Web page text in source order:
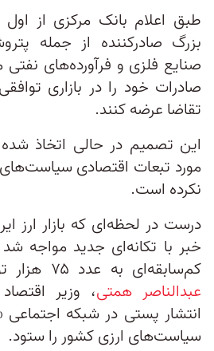
طبق اعلام بانک مرکزی از
بزرگ صادرکننده از جمله
صنایع فلزی و فرآورده‌های نفتی
صادرات خود را در بازاری
تقاضا عرضه کنند.
این تصمیم در حالی اتخاذ شده
مورد تبعات اقتصادی
نکرده است.
درست در لحظه‌ای که بازار ارز
خبر با تکانه‌ای جدید مواجه
کم‌سابقه‌ای به عدد ۷۵ هزار تومان افزایش یافت،
عبدالناصر همتی، وزیر
انتشار پستی در شبکه
سیاست‌های ارزی کشور را ستود.